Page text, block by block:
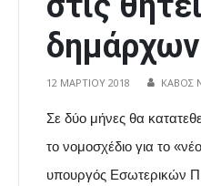
δημάρχων
12 ΜΑΡΤΊΟΥ 2018 ΚΑΒΟΣ
Σε δύο μήνες θα
το νομοσχέδιο για το
υπουργός Εσωτερικών